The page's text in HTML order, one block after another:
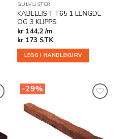
GULVLISTER
KABELLIST T65 1 LENGDE
OG 3 KLIPPS
kr 144,2 /m
kr173 STK
LEGG I HANDLEKURV
-29%
ønskeliste